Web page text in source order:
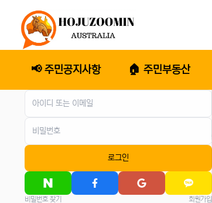
📢 주민공지사항 🏠 주민부동산
로그인
비밀번호 찾기 회원가입